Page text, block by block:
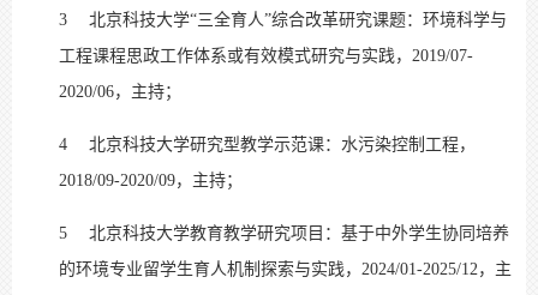
3
北京科技大学“三全育人”综合改革研究课题：环境科学与
工程课程思政工作体系或有效模式研究与实践，2019/07-
2020/06，主持；
4
北京科技大学研究型教学示范课：水污染控制工程，
2018/09-2020/09，主持；
5
北京科技大学教育教学研究项目：基于中外学生协同培养
的环境专业留学生育人机制探索与实践，2024/01-2025/12，主